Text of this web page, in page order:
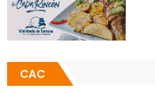
CAC